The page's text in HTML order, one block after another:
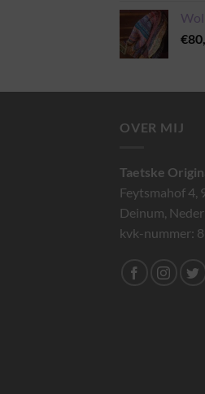
€
OVER MIJ
Taetske
Feytsmahof 4,
Deinum,
kvk-nummer: